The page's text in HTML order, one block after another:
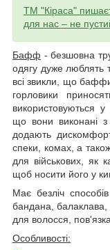
ТМ "Кіраса"
для нас – не
Бафф - безшовна
одягу дуже люблять
всі звикли, що
горловики
використовуються
що вони виконані з
додають
спеки, комах, а
для військових, як
щоб носити його у
Має безліч
бандана,
для волосся,
Особливості: